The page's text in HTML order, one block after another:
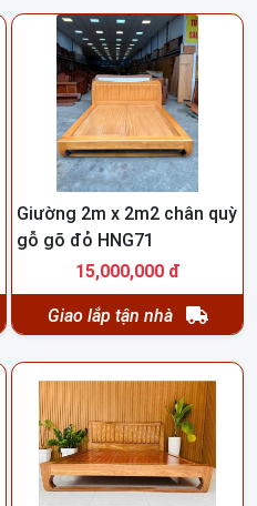
Giường 2m x 2m2 chân quỳ
gỗ gõ đỏ HNG71
15,000,000 đ
Giao lắp tận nhà